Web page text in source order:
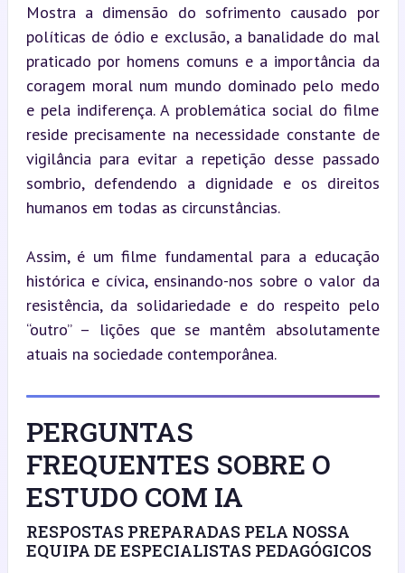
Mostra a dimensão do sofrimento causado por
políticas de ódio e exclusão, a banalidade do mal
praticado por homens comuns e a importância da
coragem moral num mundo dominado pelo medo
e pela indiferença. A problemática social do filme
reside precisamente na necessidade constante de
vigilância para evitar a repetição desse passado
sombrio, defendendo a dignidade e os direitos
humanos em todas as circunstâncias.
Assim, é um filme fundamental para a educação
histórica e cívica, ensinando-nos sobre o valor da
resistência, da solidariedade e do respeito pelo
“outro” – lições que se mantêm absolutamente
atuais na sociedade contemporânea.
PERGUNTAS
FREQUENTES SOBRE O
ESTUDO COM IA
RESPOSTAS PREPARADAS PELA NOSSA
EQUIPA DE ESPECIALISTAS PEDAGÓGICOS